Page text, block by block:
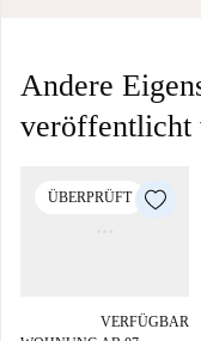
Andere
veröffentlicht
ÜBERPRÜFT
VERFÜGBAR